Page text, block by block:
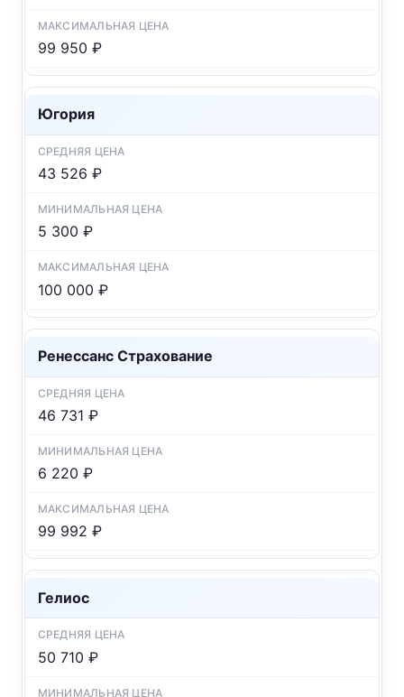
99 950 ₽
Югория
43 526 ₽
5 300 ₽
100 000 ₽
Ренессанс Страхование
46 731 ₽
6 220 ₽
99 992 ₽
Гелиос
50 710 ₽